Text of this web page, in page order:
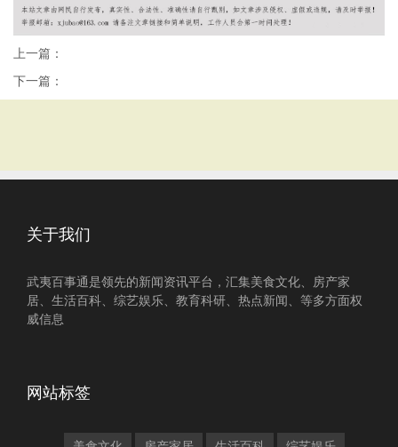
上一篇：
下一篇：
关于我们
武夷百事通是领先的新闻资讯平台，汇集美食文化、房产家
居、生活百科、综艺娱乐、教育科研、热点新闻、等多方面权
威信息
网站标签